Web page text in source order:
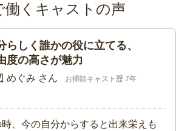
働くキャストの声
らしく誰かの役に立てる、
度の高さが魅力
めぐみ さん お掃除キャスト歴 7年
、今の自分からすると出来栄えも